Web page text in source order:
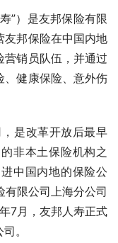
”）是友邦保险有限
友邦保险在中国内地
营销员队伍，并通过
、健康保险、意外伤
是改革开放后最早
非本土保险机构之
中国内地的保险公
限公司上海分公司
7月，友邦人寿正式
。